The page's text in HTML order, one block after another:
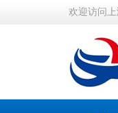
欢迎访问